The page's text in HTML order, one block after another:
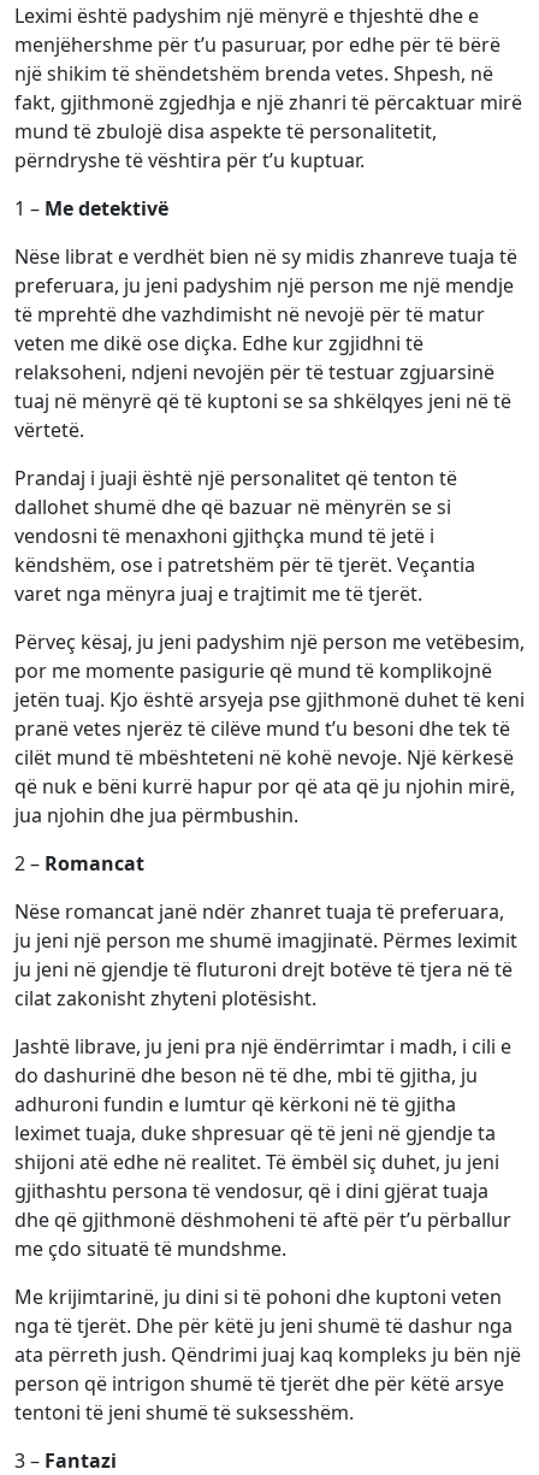
Leximi është padyshim një mënyrë e thjeshtë dhe e
menjëhershme për t’u pasuruar, por edhe për të bërë
një shikim të shëndetshëm brenda vetes. Shpesh, në
fakt, gjithmonë zgjedhja e një zhanri të përcaktuar mirë
mund të zbulojë disa aspekte të personalitetit,
përndryshe të vështira për t’u kuptuar.
1 – Me detektivë
Nëse librat e verdhët bien në sy midis zhanreve tuaja të
preferuara, ju jeni padyshim një person me një mendje
të mprehtë dhe vazhdimisht në nevojë për të matur
veten me dikë ose diçka. Edhe kur zgjidhni të
relaksoheni, ndjeni nevojën për të testuar zgjuarsinë
tuaj në mënyrë që të kuptoni se sa shkëlqyes jeni në të
vërtetë.
Prandaj i juaji është një personalitet që tenton të
dallohet shumë dhe që bazuar në mënyrën se si
vendosni të menaxhoni gjithçka mund të jetë i
këndshëm, ose i patretshëm për të tjerët. Veçantia
varet nga mënyra juaj e trajtimit me të tjerët.
Përveç kësaj, ju jeni padyshim një person me vetëbesim,
por me momente pasigurie që mund të komplikojnë
jetën tuaj. Kjo është arsyeja pse gjithmonë duhet të keni
pranë vetes njerëz të cilëve mund t’u besoni dhe tek të
cilët mund të mbështeteni në kohë nevoje. Një kërkesë
që nuk e bëni kurrë hapur por që ata që ju njohin mirë,
jua njohin dhe jua përmbushin.
2 – Romancat
Nëse romancat janë ndër zhanret tuaja të preferuara,
ju jeni një person me shumë imagjinatë. Përmes leximit
ju jeni në gjendje të fluturoni drejt botëve të tjera në të
cilat zakonisht zhyteni plotësisht.
Jashtë librave, ju jeni pra një ëndërrimtar i madh, i cili e
do dashurinë dhe beson në të dhe, mbi të gjitha, ju
adhuroni fundin e lumtur që kërkoni në të gjitha
leximet tuaja, duke shpresuar që të jeni në gjendje ta
shijoni atë edhe në realitet. Të ëmbël siç duhet, ju jeni
gjithashtu persona të vendosur, që i dini gjërat tuaja
dhe që gjithmonë dëshmoheni të aftë për t’u përballur
me çdo situatë të mundshme.
Me krijimtarinë, ju dini si të pohoni dhe kuptoni veten
nga të tjerët. Dhe për këtë ju jeni shumë të dashur nga
ata përreth jush. Qëndrimi juaj kaq kompleks ju bën një
person që intrigon shumë të tjerët dhe për këtë arsye
tentoni të jeni shumë të suksesshëm.
3 – Fantazi